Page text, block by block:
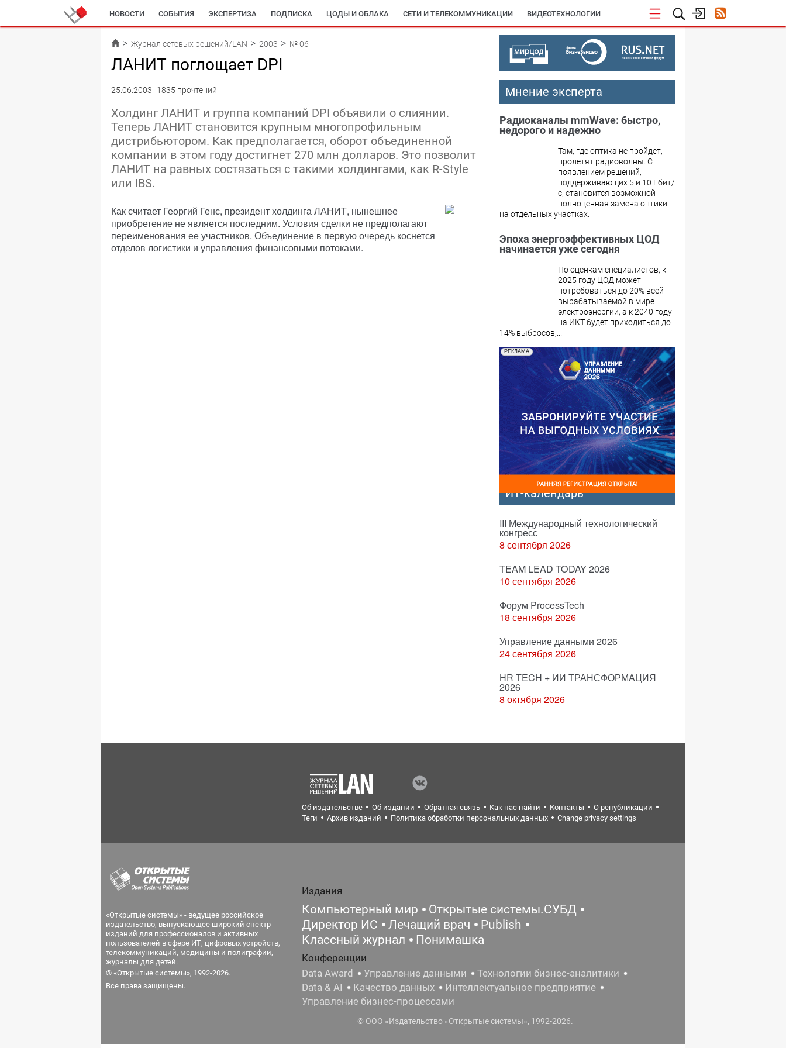
НОВОСТИ СОБЫТИЯ ЭКСПЕРТИЗА ПОДПИСКА ЦОДЫ И ОБЛАКА СЕТИ И ТЕЛЕКОММУНИКАЦИИ ВИДЕОТЕХНОЛОГИИ
Журнал сетевых решений/LAN 2003 № 06
ЛАНИТ поглощает DPI
25.06.2003 1835 прочтений
Холдинг ЛАНИТ и группа компаний DPI объявили о слиянии.
Теперь ЛАНИТ становится крупным многопрофильным
дистрибьютором. Как предполагается, оборот объединенной
компании в этом году достигнет 270 млн долларов. Это позволит
ЛАНИТ на равных состязаться с такими холдингами, как R-Style
или IBS.
Как считает Георгий Генс, президент холдинга ЛАНИТ, нынешнее
приобретение не является последним. Условия сделки не предполагают
переименования ее участников. Объединение в первую очередь коснется
отделов логистики и управления финансовыми потоками.
Мнение эксперта
Радиоканалы mmWave: быстро,
недорого и надежно
Там, где оптика не пройдет,
пролетят радиоволны. С
появлением решений,
поддерживающих 5 и 10 Гбит/
с, становится возможной
полноценная замена оптики
на отдельных участках.
Эпоха энергоэффективных ЦОД
начинается уже сегодня
По оценкам специалистов, к
2025 году ЦОД может
потребоваться до 20% всей
вырабатываемой в мире
электроэнергии, а к 2040 году
на ИКТ будет приходиться до
14% выбросов,...
РЕКЛАМА
ИТ-календарь
III Международный технологический
конгресс
8 сентября 2026
TEAM LEAD TODAY 2026
10 сентября 2026
Форум ProcessTech
18 сентября 2026
Управление данными 2026
24 сентября 2026
HR TECH + ИИ ТРАНСФОРМАЦИЯ
2026
8 октября 2026
Об издательстве Об издании Обратная связь Как нас найти Контакты
О републикации
Теги
Архив изданий Политика обработки персональных данных Change privacy settings
«Открытые системы» - ведущее российское
издательство, выпускающее широкий спектр
изданий для профессионалов и активных
пользователей в сфере ИТ, цифровых устройств,
телекоммуникаций, медицины и полиграфии,
журналы для детей.
© «Открытые системы», 1992-2026.
Все права защищены.
Издания
Компьютерный мир
Открытые системы.СУБД
Директор ИС
Лечащий врач
Publish
Классный журнал
Понимашка
Конференции
Data Award
Управление данными
Технологии бизнес-аналитики
Data & AI
Качество данных
Интеллектуальное предприятие
Управление бизнес-процессами
© ООО «Издательство «Открытые системы», 1992-2026.